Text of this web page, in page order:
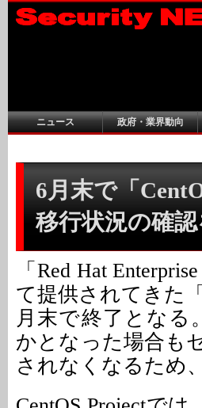
ニュース 政府・業界動向
6月末で「
移行状況の確認
「Red Hat
て提供されてきた
月末で終了となる
かとなった場合も
されなくなるため